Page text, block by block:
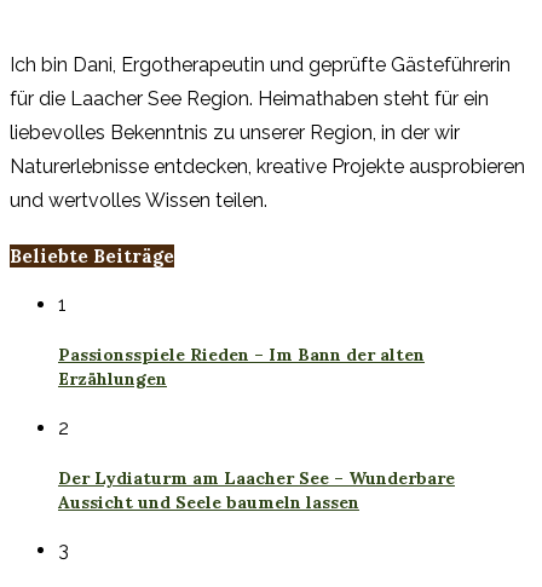
Ich bin Dani, Ergotherapeutin und geprüfte Gästeführerin
für die Laacher See Region. Heimathaben steht für ein
liebevolles Bekenntnis zu unserer Region, in der wir
Naturerlebnisse entdecken, kreative Projekte ausprobieren
und wertvolles Wissen teilen.
Beliebte Beiträge
1
Passionsspiele Rieden – Im Bann der alten
Erzählungen
2
Der Lydiaturm am Laacher See – Wunderbare
Aussicht und Seele baumeln lassen
3